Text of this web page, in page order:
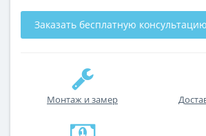
Заказать бесплатную консультацию
Монтаж и замер